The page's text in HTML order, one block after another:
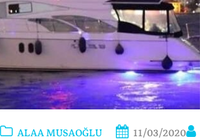
ALAA MUSAOĞLU 11/03/2020